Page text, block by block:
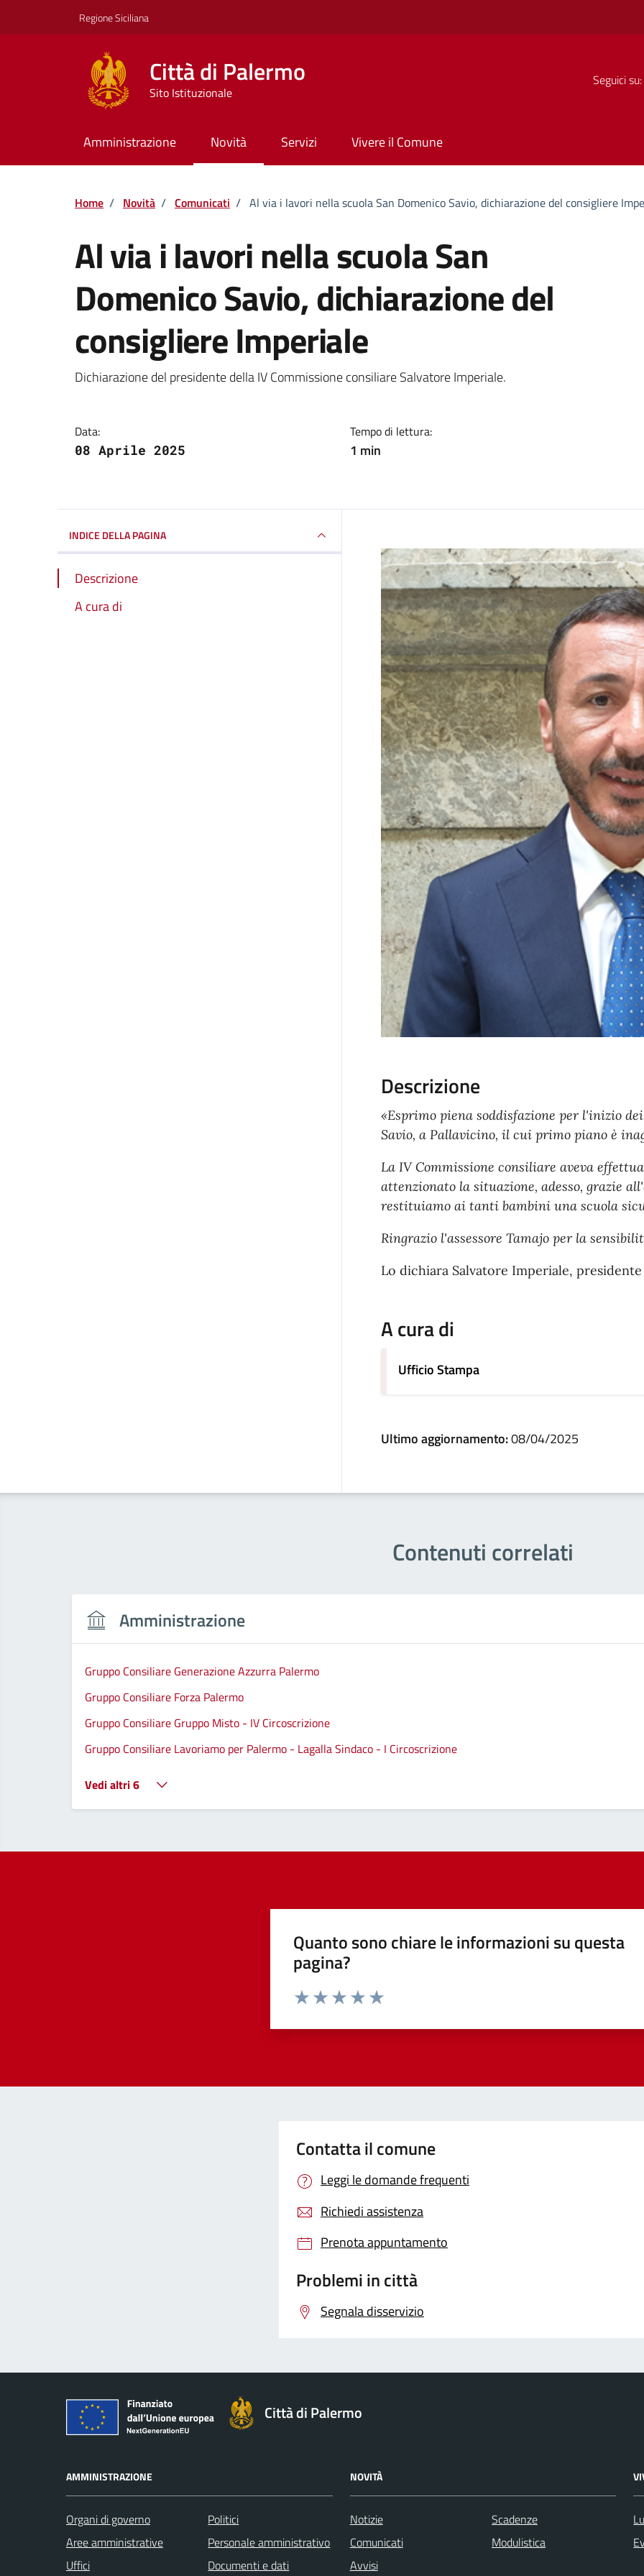
Regione Siciliana
Città di Palermo
Sito Istituzionale
Seguici su:
Amministrazione Novità Servizi Vivere il Comune
Home / Novità / Comunicati / Al via i lavori nella scuola San Domenico Savio, dichiarazione del consigliere
Al via i lavori nella scuola San
Domenico Savio, dichiarazione del
consigliere Imperiale
Dettagli della notizia
Dichiarazione del presidente della IV Commissione consiliare Salvatore Imperiale.
Data:
08 Aprile 2025
Tempo di lettura:
1 min
INDICE DELLA PAGINA
Descrizione
A cura di
Descrizione
«Esprimo piena soddisfazione per l'inizio
Savio, a Pallavicino, il cui primo piano è
La IV Commissione consiliare aveva
attenzionato la situazione, adesso, grazie
restituiamo ai tanti bambini una scuola
Ringrazio l'assessore Tamajo per la
Lo dichiara Salvatore Imperiale,
A cura di
Ufficio Stampa
Ultimo aggiornamento:08/04/2025
Contenuti correlati
Amministrazione
Gruppo Consiliare Generazione Azzurra Palermo
Gruppo Consiliare Forza Palermo
Gruppo Consiliare Gruppo Misto - IV Circoscrizione
Gruppo Consiliare Lavoriamo per Palermo - Lagalla Sindaco - I Circoscrizione
Vedi altri 6
Quanto sono chiare le informazioni su questa
pagina?
Contatta il comune
Leggi le domande frequenti
Richiedi assistenza
Prenota appuntamento
Problemi in città
Segnala disservizio
Città di Palermo
AMMINISTRAZIONE
Organi di governo
Aree amministrative
Uffici
Politici
Personale amministrativo
Documenti e dati
NOVITÀ
Notizie
Comunicati
Avvisi
Scadenze
Modulistica